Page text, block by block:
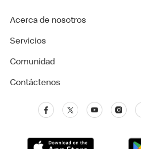
Acerca de nosotros
Servicios
Comunidad
Contáctenos